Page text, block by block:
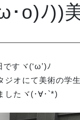
･o)ﾉ))
すヾ(‘ω’)ﾉ
ジオにて美術の学
したヾ(･∀･`*)